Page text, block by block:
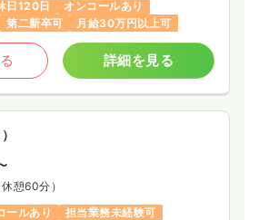
日120日
オンコールあり
第二新卒可 月給30万円以上可
詳細を見る
休憩60分）
ールあり
担当業務未経験可